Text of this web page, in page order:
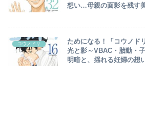
想い…母親の面影を残す
コウノドリ
ためになる！「コウノド
光と影～VBAC・胎動・
明暗と、揺れる妊婦の想